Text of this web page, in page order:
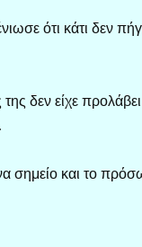
ότι κάτι δεν
δεν είχε
σημείο και το